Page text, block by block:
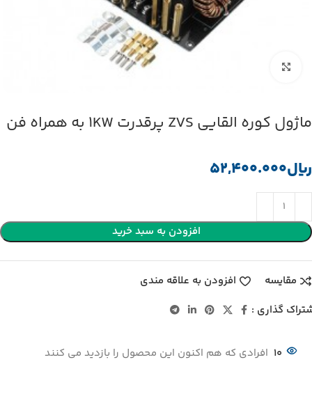
ماژول کوره القایی ZVS پرقدرت 1KW به همراه فن
﷼
افزودن به سبد خرید
مقایسه
افزودن به علاقه مندی
گذاری :
10 افرادی که هم اکنون این محصول را بازدید می کنند